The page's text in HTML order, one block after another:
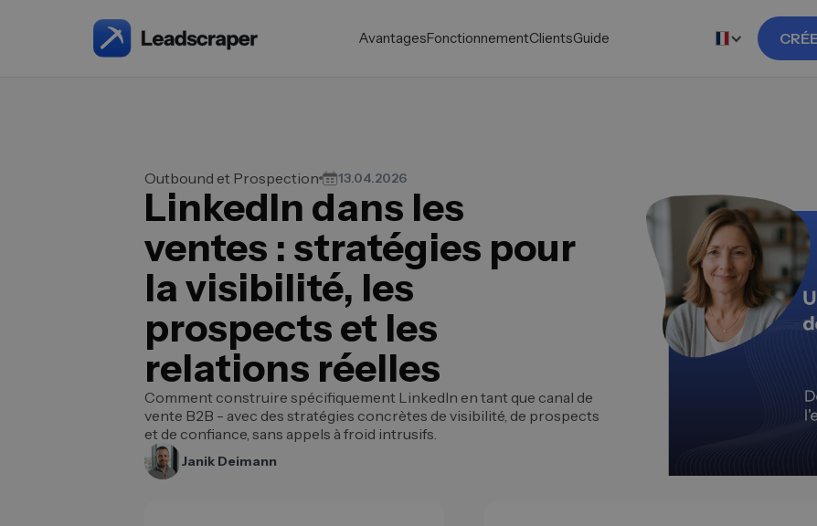
AvantagesFonctionnementClientsGuide
Outbound et Prospection 13.04.2026
LinkedIn dans les
ventes : stratégies pour
la visibilité, les
prospects et les
relations réelles
Comment construire spécifiquement LinkedIn en tant que canal de
vente B2B - avec des stratégies concrètes de visibilité, de prospects
et de confiance, sans appels à froid intrusifs.
Janik Deimann